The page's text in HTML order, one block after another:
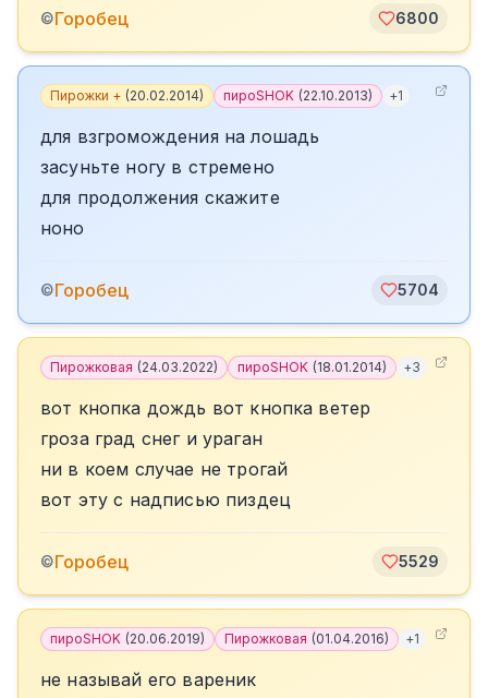
©Горобец 6800
Пирожки + (20.02.2014) пироSHOK (22.10.2013) +1
для взгромождения на лошадь
засуньте ногу в стремено
для продолжения скажите
ноно
©Горобец 5704
Пирожковая (24.03.2022) пироSHOK (18.01.2014) +3
вот кнопка дождь вот кнопка ветер
гроза град снег и ураган
ни в коем случае не трогай
вот эту с надписью пиздец
©Горобец 5529
пироSHOK (20.06.2019) Пирожковая (01.04.2016) +1
не называй его вареник